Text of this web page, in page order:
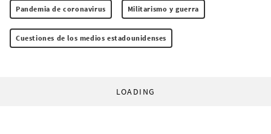
Pandemia de coronavirus Militarismo y guerra
Cuestiones de los medios estadounidenses
LOADING